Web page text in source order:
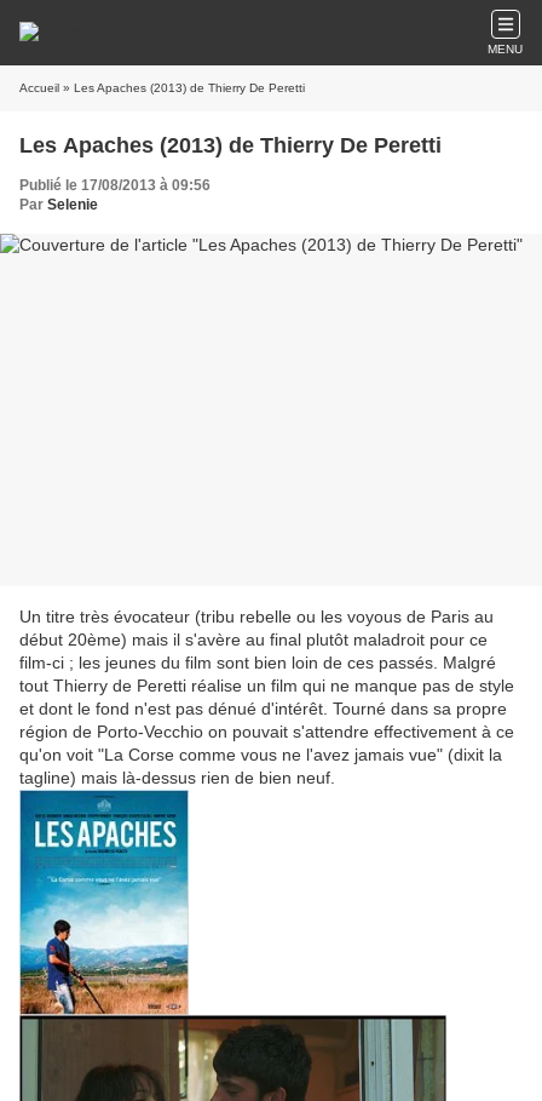
MENU
Accueil » Les Apaches (2013) de Thierry De Peretti
Les Apaches (2013) de Thierry De Peretti
Publié le 17/08/2013 à 09:56
Par Selenie
Un titre très évocateur (tribu rebelle ou les voyous de Paris au
début 20ème) mais il s'avère au final plutôt maladroit pour ce
film-ci ; les jeunes du film sont bien loin de ces passés. Malgré
tout Thierry de Peretti réalise un film qui ne manque pas de style
et dont le fond n'est pas dénué d'intérêt. Tourné dans sa propre
région de Porto-Vecchio on pouvait s'attendre effectivement à ce
qu'on voit "La Corse comme vous ne l'avez jamais vue" (dixit la
tagline) mais là-dessus rien de bien neuf.